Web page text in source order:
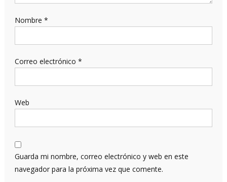
Nombre *
Correo electrónico *
Web
Guarda mi nombre, correo electrónico y web en este
navegador para la próxima vez que comente.